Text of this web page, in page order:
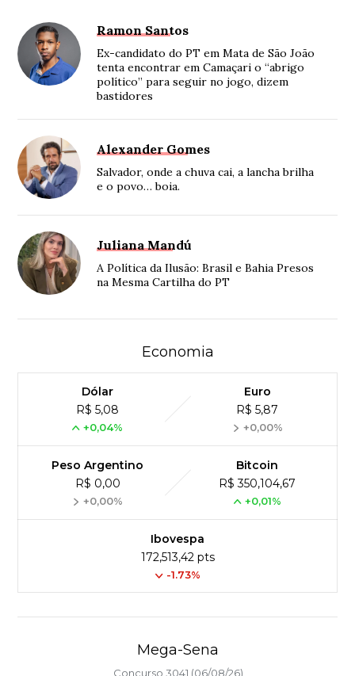
Ramon Santos
Ex-candidato do PT em Mata de São João
tenta encontrar em Camaçari o “abrigo
político” para seguir no jogo, dizem
bastidores
Alexander Gomes
Salvador, onde a chuva cai, a lancha brilha
e o povo… boia.
Juliana Mandú
A Política da Ilusão: Brasil e Bahia Presos
na Mesma Cartilha do PT
Economia
Dólar
R$ 5,08
+0,04%
Euro
R$ 5,87
+0,00%
Peso Argentino
R$ 0,00
+0,00%
Bitcoin
R$ 350,104,67
+0,01%
Ibovespa
172,513,42 pts
-1.73%
Mega-Sena
Concurso 3041 (06/08/26)